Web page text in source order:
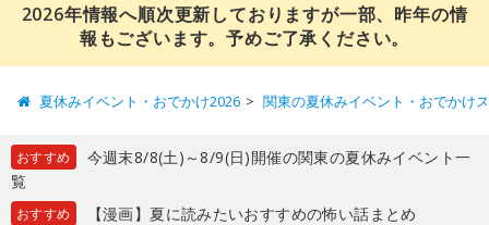
2026年情報へ順次更新しておりますが一部、昨年の情
報もございます。予めご了承ください。
夏休みイベント・おでかけ2026 関東の夏休みイベント・おでかけ
おすすめ
今週末8/8(土)～8/9(日)開催の関東の夏休みイベント一
覧
おすすめ 【漫画】夏に読みたいおすすめの怖い話まとめ